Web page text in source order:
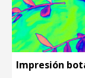
Impresión